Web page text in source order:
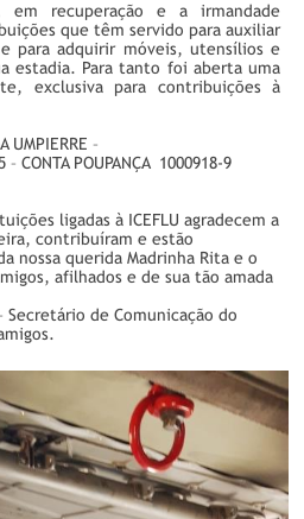
em recuperação e a irmandade
que têm servido para auxiliar
para adquirir móveis, utensílios e
estadia. Para tanto foi aberta uma
exclusiva para contribuições à
UMPIERRE –
– CONTA POUPANÇA 1000918-9
ligadas à ICEFLU agradecem a
contribuíram e estão
nossa querida Madrinha Rita e o
afilhados e de sua tão amada
Secretário de Comunicação do